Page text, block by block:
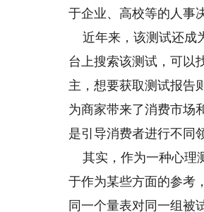
于企业、高校等的人事
近年来，该测试还成
台上搜索该测试，可以
主，想要获取测试报告
为商家带来了消费市场
是引导消费者进行不同
其实，作为一种心理
于作为某些方面的参考
同一个量表对同一组被